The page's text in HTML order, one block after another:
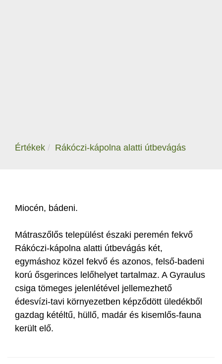
Értékek Rákóczi-kápolna alatti útbevágás
Miocén, bádeni.
Mátraszőlős települést északi peremén fekvő
Rákóczi-kápolna alatti útbevágás két,
egymáshoz közel fekvő és azonos, felső-badeni
korú ősgerinces lelőhelyet tartalmaz. A Gyraulus
csiga tömeges jelenlétével jellemezhető
édesvízi-tavi környezetben képződött üledékből
gazdag kétéltű, hüllő, madár és kisemlős-fauna
került elő.